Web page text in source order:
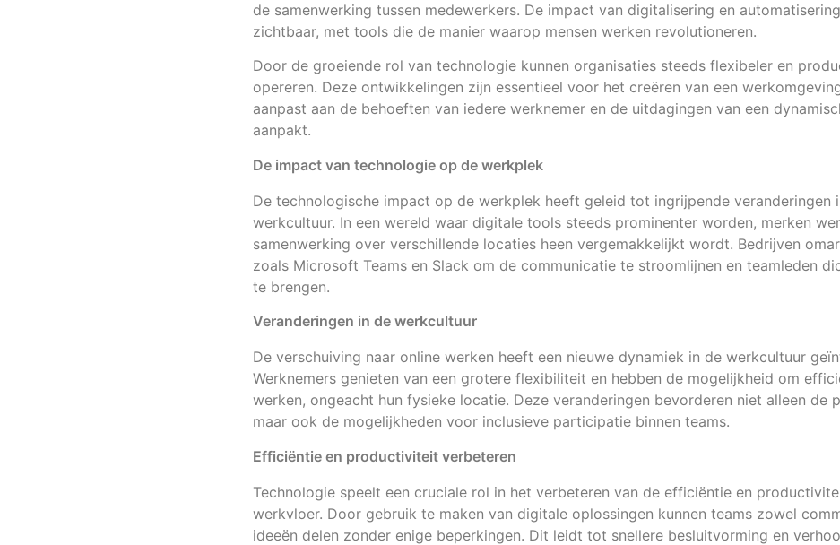
de samenwerking tussen medewerkers. De impact van digitalisering en
zichtbaar, met tools die de manier waarop mensen werken revolutioneren.
Door de groeiende rol van technologie kunnen organisaties steeds flexibeler en
opereren. Deze ontwikkelingen zijn essentieel voor het creëren van een
aanpast aan de behoeften van iedere werknemer en de uitdagingen van een
aanpakt.
De impact van technologie op de werkplek
De technologische impact op de werkplek heeft geleid tot ingrijpende veranderingen
werkcultuur. In een wereld waar digitale tools steeds prominenter worden, merken
samenwerking over verschillende locaties heen vergemakkelijkt wordt. Bedrijven
zoals Microsoft Teams en Slack om de communicatie te stroomlijnen en teamleden
te brengen.
Veranderingen in de werkcultuur
De verschuiving naar online werken heeft een nieuwe dynamiek in de werkcultuur
Werknemers genieten van een grotere flexibiliteit en hebben de mogelijkheid om
werken, ongeacht hun fysieke locatie. Deze veranderingen bevorderen niet alleen de
maar ook de mogelijkheden voor inclusieve participatie binnen teams.
Efficiëntie en productiviteit verbeteren
Technologie speelt een cruciale rol in het verbeteren van de efficiëntie en
werkvloer. Door gebruik te maken van digitale oplossingen kunnen teams zowel
ideeën delen zonder enige beperkingen. Dit leidt tot snellere besluitvorming en